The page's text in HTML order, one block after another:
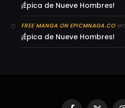
¡Épica de Nueve Hombres!
FREE MANGA ON EPICMNAGA.COen
¡Épica de Nueve Hombres!